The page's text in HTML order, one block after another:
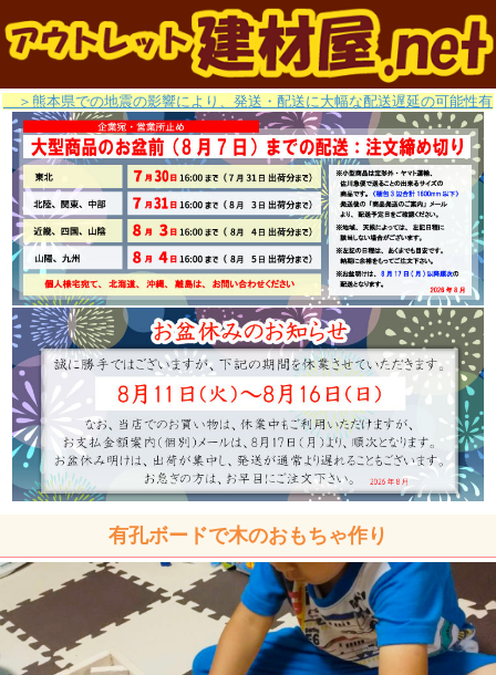
＞熊本県での地震の影響により、発送・配送に大幅な配送遅延の可能性有
有孔ボードで木のおもちゃ作り